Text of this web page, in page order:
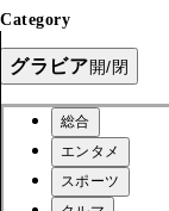
Category
グラビア開/閉
総合
エンタメ
スポーツ